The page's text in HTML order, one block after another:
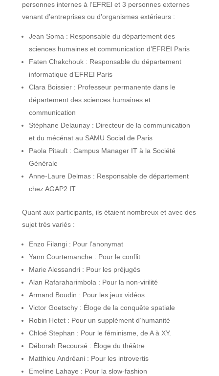
personnes internes à l’EFREI et 3 personnes externes
venant d’entreprises ou d’organismes extérieurs :
Jean Soma : Responsable du département des
sciences humaines et communication d’EFREI Paris
Faten Chakchouk : Responsable du département
informatique d’EFREI Paris
Clara Boissier : Professeur permanente dans le
département des sciences humaines et
communication
Stéphane Delaunay : Directeur de la communication
et du mécénat au SAMU Social de Paris
Paola Pitault : Campus Manager IT à la Société
Générale
Anne-Laure Delmas : Responsable de département
chez AGAP2 IT
Quant aux participants, ils étaient nombreux et avec des
sujet très variés :
Enzo Filangi : Pour l’anonymat
Yann Courtemanche : Pour le conflit
Marie Alessandri : Pour les préjugés
Alan Rafaraharimbola : Pour la non-virilité
Armand Boudin : Pour les jeux vidéos
Victor Goetschy : Éloge de la conquête spatiale
Robin Hetet : Pour un supplément d’humanité
Chloé Stephan : Pour le féminisme, de A à XY.
Déborah Recoursé : Éloge du théâtre
Matthieu Andréani : Pour les introvertis
Emeline Lahaye : Pour la slow-fashion